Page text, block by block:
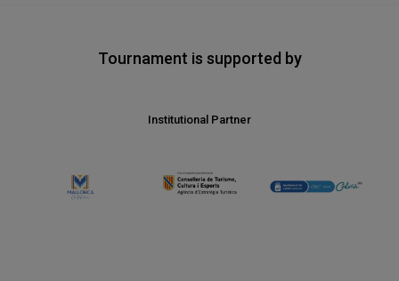
Tournament is supported by
Premium Partner